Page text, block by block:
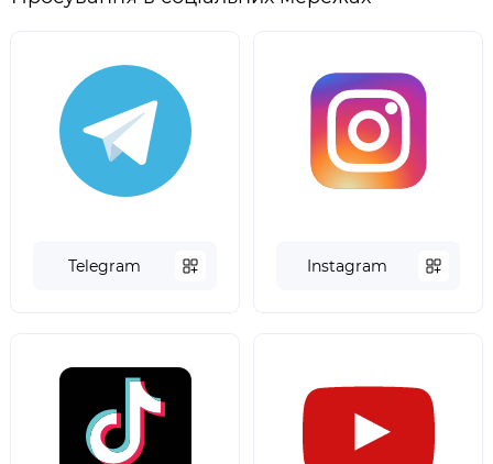
Telegram Instagram